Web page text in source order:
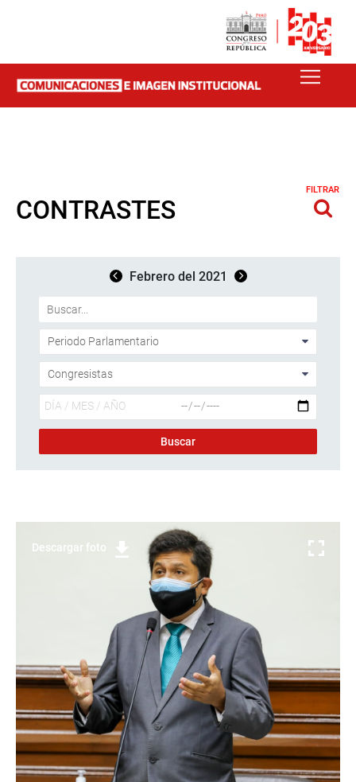
CONTRASTES
FILTRAR
Febrero del 2021
Descargar foto